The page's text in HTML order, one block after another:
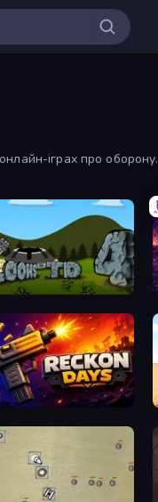
іграх про оборону.
Tower Defense 4
Days